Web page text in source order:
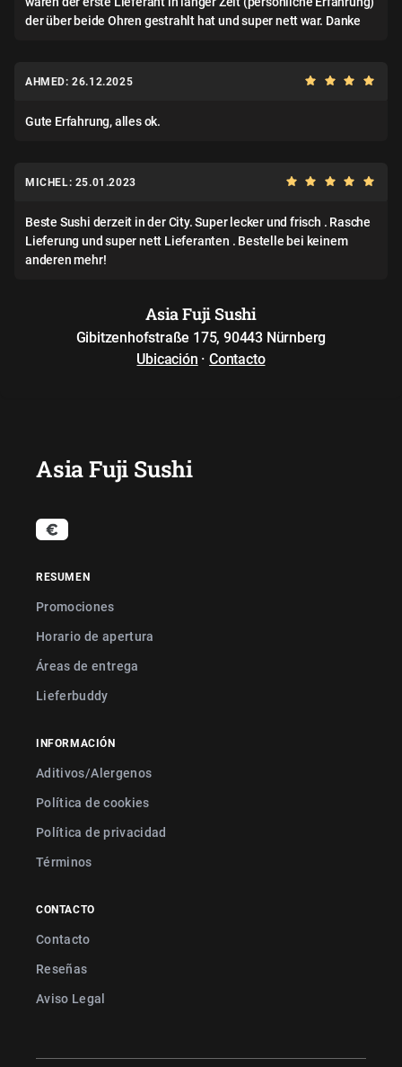
der über beide Ohren gestrahlt hat und super nett war. Danke
AHMED: 26.12.2025
Gute Erfahrung, alles ok.
MICHEL: 25.01.2023
Beste Sushi derzeit in der City. Super lecker und frisch . Rasche
Lieferung und super nett Lieferanten . Bestelle bei keinem
anderen mehr!
Asia Fuji Sushi
Gibitzenhofstraße 175, 90443 Nürnberg
Ubicación ·Contacto
Asia Fuji Sushi
RESUMEN
Promociones
Horario de apertura
Áreas de entrega
Lieferbuddy
INFORMACIÓN
Aditivos/Alergenos
Política de cookies
Política de privacidad
Términos
CONTACTO
Contacto
Reseñas
Aviso Legal